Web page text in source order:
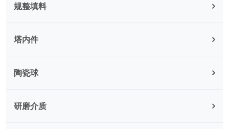
规整填料
塔内件
陶瓷球
研磨介质